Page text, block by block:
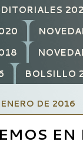
BOLSILLO
DE 2016